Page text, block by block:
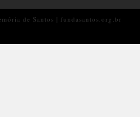
de Santos | fundasantos.org.br